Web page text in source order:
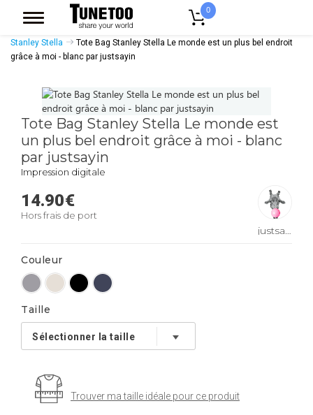
0
Accessoires Casquettes Tote Bags
Stanley Stella
Tote Bag Stanley Stella Le monde est un plus bel endroit
grâce à moi - blanc par justsayin
Tote Bag Stanley Stella Le monde est
un plus bel endroit grâce à moi - blanc
par justsayin
Impression digitale
14.90€
Hors frais de port
justsayin
Couleur
Taille
Trouver ma taille idéale pour ce produit